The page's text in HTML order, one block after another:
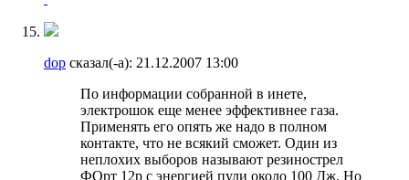
dop сказал(-а): 21.12.2007 13:00
По информации собранной в инете,
электрошок еще менее эффективнее газа.
Применять его опять же надо в полном
контакте, что не всякий сможет. Один из
неплохих выборов называют резинострел
ФОрт 12р с энергией пули около 100 Дж. Но